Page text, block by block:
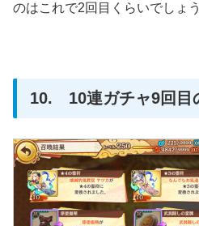
のはこれで2回目くらいでしょ
10. 10連ガチャ9回目